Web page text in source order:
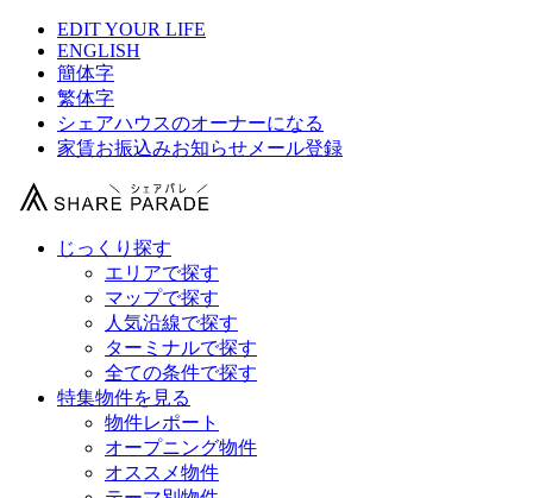
EDIT YOUR LIFE
ENGLISH
簡体字
繁体字
シェアハウスのオーナーになる
家賃お振込みお知らせメール登録
じっくり探す
エリアで探す
マップで探す
人気沿線で探す
ターミナルで探す
全ての条件で探す
特集物件を見る
物件レポート
オープニング物件
オススメ物件